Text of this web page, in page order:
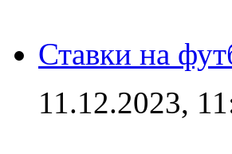
Ставки на
11.12.2023,